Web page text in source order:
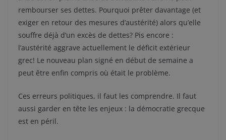
rembourser ses dettes. Pourquoi prêter davantage (et
exiger en retour des mesures d’austérité) alors qu’elle
souffre déjà d’un excès de dettes? Pis encore :
l’austérité aggrave actuellement le déficit extérieur
grec! Le nouveau plan signé en début de semaine a
peut être enfin compris où était le problème.
Ces erreurs politiques, il faut les comprendre. Il faut
aussi garder en tête les enjeux : la démocratie grecque
est en péril.